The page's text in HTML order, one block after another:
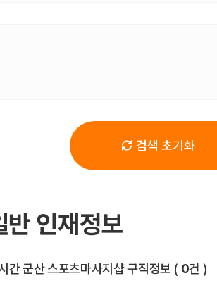
검색 초기화
반 인재정보
간 군산 스포츠마사지샵 구직정보 전체 목록
( 0건 )